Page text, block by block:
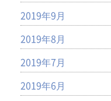
2019年9月
2019年8月
2019年7月
2019年6月